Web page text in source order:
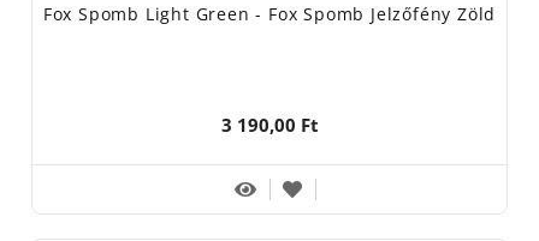
Fox Spomb Light Green - Fox Spomb Jelzőfény Zöld
3 190,00 Ft